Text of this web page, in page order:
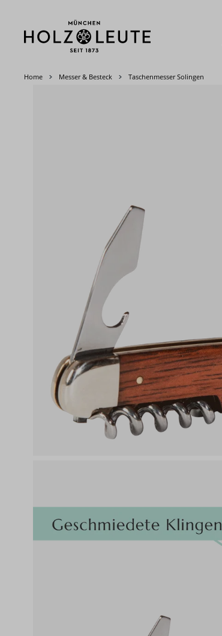
Home Messer & Besteck Taschenmesser Solingen